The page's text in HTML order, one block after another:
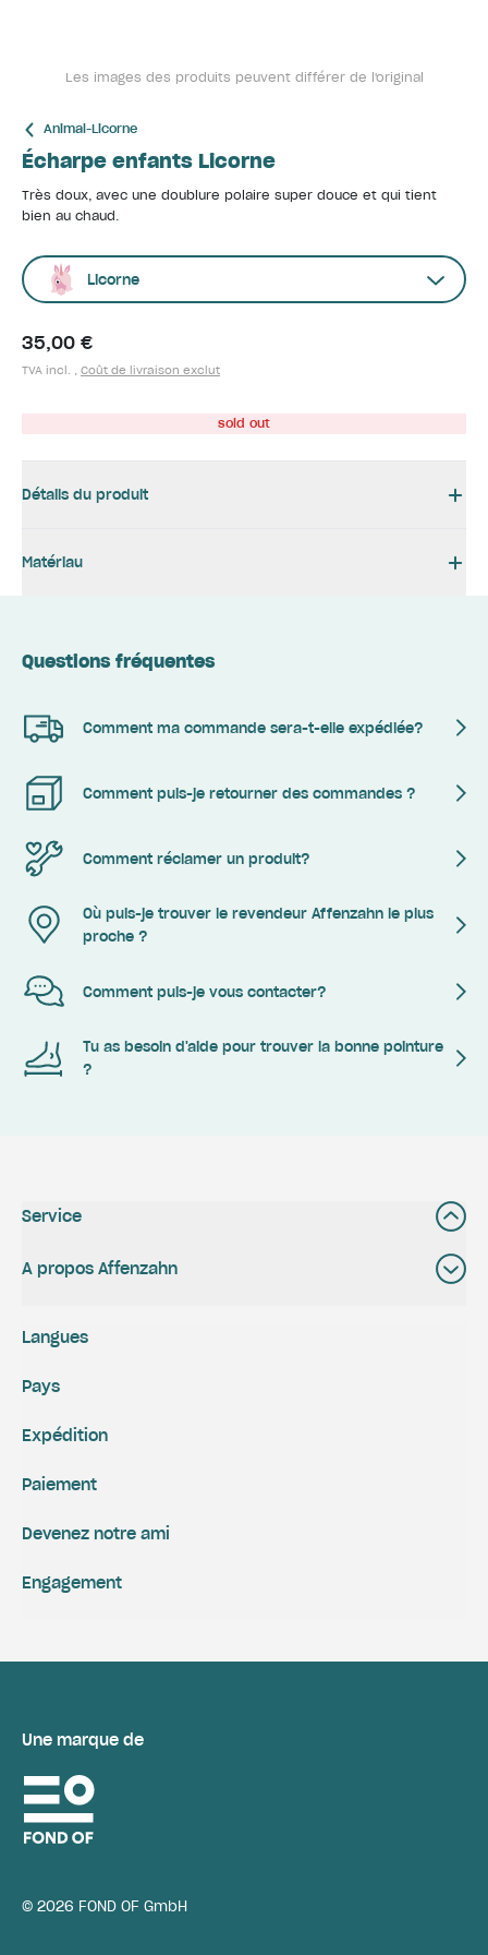
Les images des produits peuvent différer de l'original
Animal-Licorne
Écharpe enfants Licorne
Très doux, avec une doublure polaire super douce et qui tient
bien au chaud.
Licorne
35,00 €
TVA incl. , Coût de livraison exclut
sold out
Détails du produit
Matériau
Questions fréquentes
Comment ma commande sera-t-elle expédiée?
Comment puis-je retourner des commandes ?
Comment réclamer un produit?
Où puis-je trouver le revendeur Affenzahn le plus
proche ?
Comment puis-je vous contacter?
Tu as besoin d'aide pour trouver la bonne pointure
?
Service
A propos Affenzahn
Expédition
Paiement
Engagement
Devenez notre ami
Langues
Pays
Une marque de
© 2026 FOND OF GmbH